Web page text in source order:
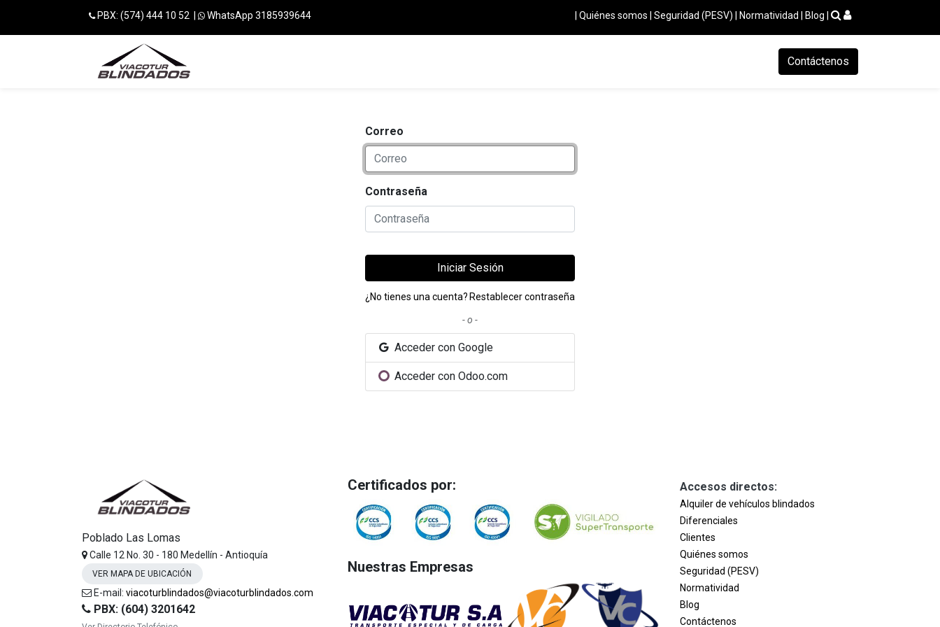
PBX: (574) 444 10 52 | WhatsApp 3185939644 Quiénes somos Seguridad (PESV) Normatividad Blog
Accidentes-Incidentes
Contáctenos
Correo
Contraseña
Iniciar Sesión
¿No tienes una cuenta? Restablecer contraseña
- o -
Acceder con Google
Acceder con Odoo.com
Poblado Las Lomas
Calle 12 No. 30 - 180 Medellín - Antioquía
VER MAPA DE UBICACIÓN
E-mail: viacoturblindados@viacoturblindados.com
PBX: (604) 3201642
Certificados por:
Nuestras Empresas
Accesos directos:
Alquiler de vehículos blindados
Diferenciales
Clientes
Quiénes somos
Seguridad (PESV)
Normatividad
Blog
Contáctenos